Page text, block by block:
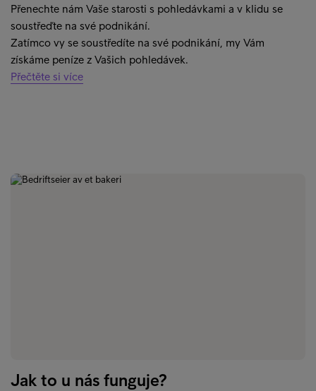
Přenechte nám Vaše starosti s pohledávkami a v klidu se
soustřeďte na své podnikání.
Zatímco vy se soustředíte na své podnikání, my Vám
získáme peníze z Vašich pohledávek.
Přečtěte si více
Jak to u nás funguje?